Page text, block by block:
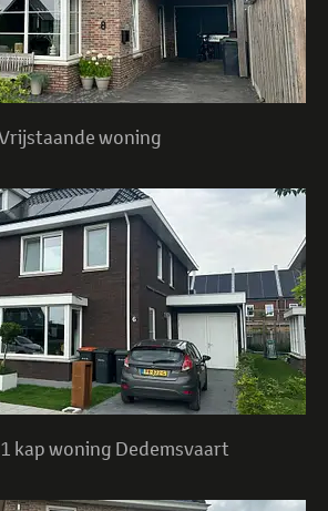
woning
kap woning Dedemsvaart